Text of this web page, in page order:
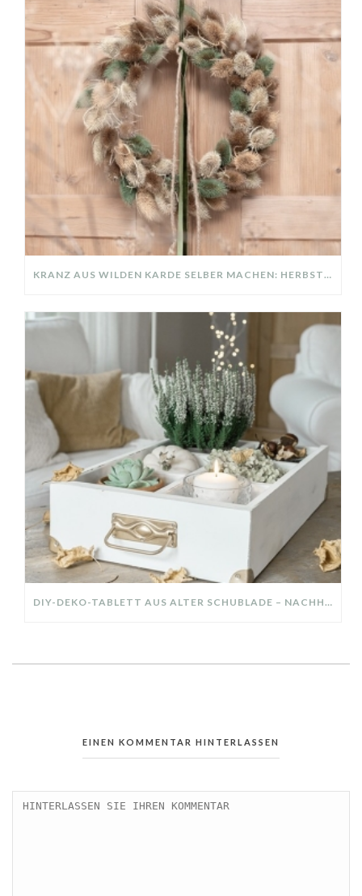
KRANZ AUS WILDEN KARDE SELBER MACHEN: HERBSTDEKO GANZ EINFACH
DIY-DEKO-TABLETT AUS ALTER SCHUBLADE – NACHHALTIGE HERBSTDEKO SELBER MACHEN!
EINEN KOMMENTAR HINTERLASSEN